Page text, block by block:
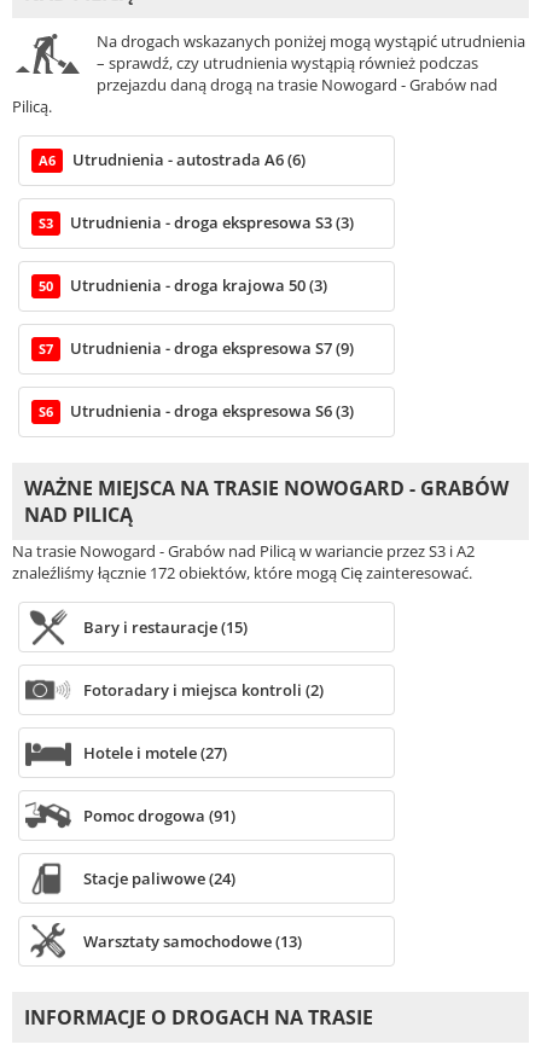
Na drogach wskazanych poniżej mogą wystąpić utrudnienia
– sprawdź, czy utrudnienia wystąpią również podczas
przejazdu daną drogą na trasie Nowogard - Grabów nad
Pilicą.
A6 Utrudnienia - autostrada A6 (6)
S3 Utrudnienia - droga ekspresowa S3 (3)
50 Utrudnienia - droga krajowa 50 (3)
S7 Utrudnienia - droga ekspresowa S7 (9)
S6 Utrudnienia - droga ekspresowa S6 (3)
WAŻNE MIEJSCA NA TRASIE NOWOGARD - GRABÓW
NAD PILICĄ
Na trasie Nowogard - Grabów nad Pilicą w wariancie przez S3 i A2
znaleźliśmy łącznie 172 obiektów, które mogą Cię zainteresować.
Bary i restauracje (15)
Fotoradary i miejsca kontroli (2)
Hotele i motele (27)
Pomoc drogowa (91)
Stacje paliwowe (24)
Warsztaty samochodowe (13)
INFORMACJE O DROGACH NA TRASIE